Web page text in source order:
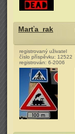
Marťa_rak
registrovaný uživatel
číslo příspěvku: 12522
registrován: 6-2006